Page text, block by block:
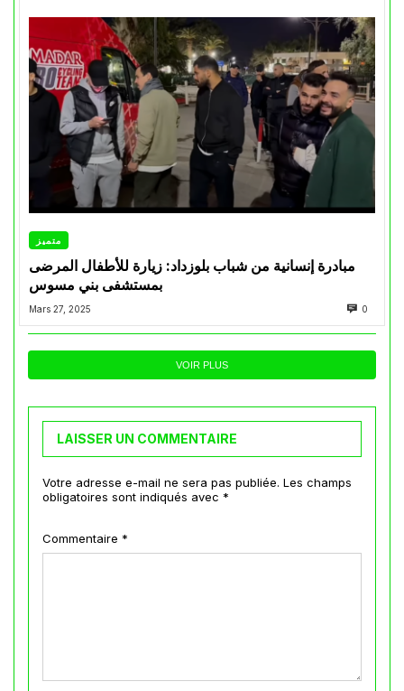
متميز
مبادرة إنسانية من شباب بلوزداد: زيارة للأطفال المرضى
بمستشفى بني مسوس
Mars 27, 2025 0
VOIR PLUS
LAISSER UN COMMENTAIRE
Votre adresse e-mail ne sera pas publiée. Les champs
obligatoires sont indiqués avec *
Commentaire *